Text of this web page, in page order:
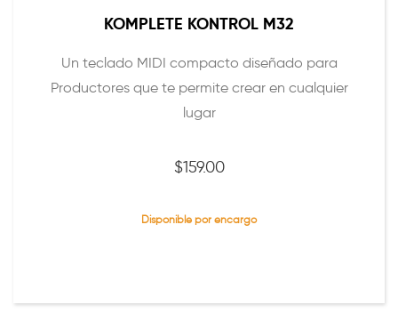
KOMPLETE KONTROL M32
Un teclado MIDI compacto diseñado para
Productores que te permite crear en cualquier
lugar
$159.00
Disponible por encargo